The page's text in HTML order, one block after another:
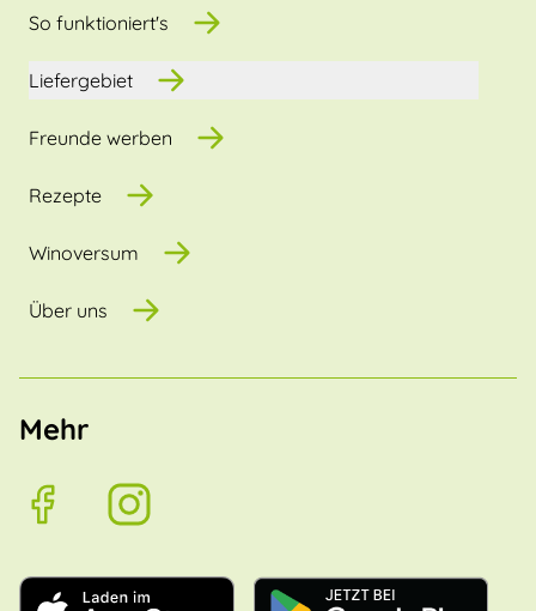
So funktioniert's
Liefergebiet
Freunde werben
Rezepte
Winoversum
Über uns
Mehr